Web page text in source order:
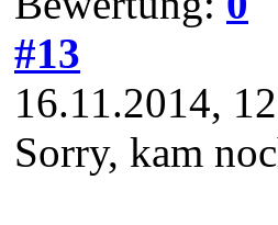
#13
16.11.2014,
Sorry, kam